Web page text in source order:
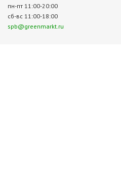
пн-пт 11:00-20:00
сб-вс 11:00-18:00
spb@greenmarkt.ru